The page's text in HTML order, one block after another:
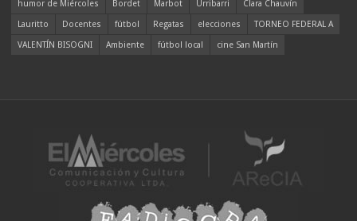
humor de Miércoles Bordet Marbot Urribarri
Clara Chauvín
Lauritto
Docentes fútbol Regatas elecciones
TORNEO FEDERAL A
VALENTÍN BISOGNI
Ambiente fútbol local cine San Martín